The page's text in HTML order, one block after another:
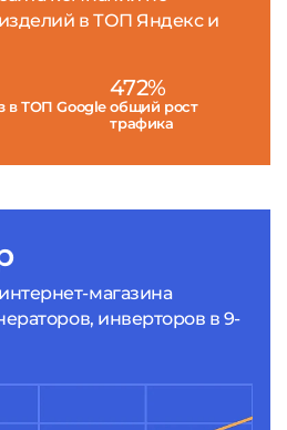
магазина
инверторов в 9-
в ТОП Яндекс и
в ТОП Google
472%
общий рост
трафика